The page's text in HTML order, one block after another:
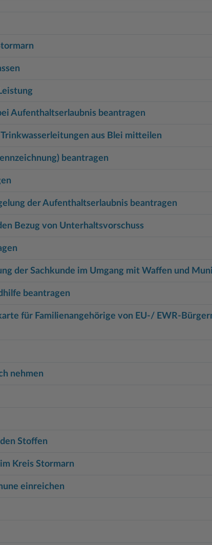
Aufenthaltserlaubnis beantragen
aus Blei mitteilen
beantragen
der Aufenthaltserlaubnis beantragen
Bezug von Unterhaltsvorschuss
der Sachkunde im Umgang mit Waffen und
beantragen
für Familienangehörige von EU-/ EWR-
nehmen
Stoffen
Kreis Stormarn
einreichen